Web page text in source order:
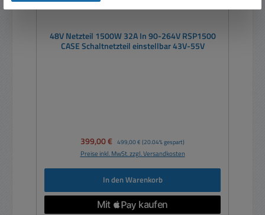
48V Netzteil 1500W 32A In 90-264V RSP1500
CASE Schaltnetzteil einstellbar 43V-55V
Verkaufspreis:
399,00 € Regulärer Preis:
499,00 € (20.04% gespart)
Preise inkl. MwSt. zzgl. Versandkosten
In den Warenkorb